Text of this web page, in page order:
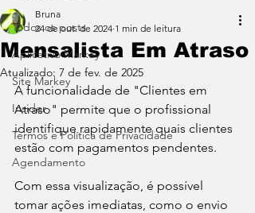
Todos os posts
Aplicativo Markey
Site Markey
Insider
Termos e Política de Privacidade
Agendamento
Mensalista Em Atraso
Bruna
24 de out. de 2024 1 min de leitura
Atualizado: 7 de fev. de 2025
A funcionalidade de "Clientes em
Atraso" permite que o profissional
identifique rapidamente quais clientes
estão com pagamentos pendentes.
Com essa visualização, é possível
tomar ações imediatas, como o envio